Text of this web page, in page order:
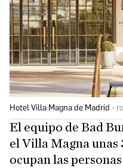
Hotel Villa Magna de Madrid
El equipo de Bad
el Villa Magna unas
ocupan las